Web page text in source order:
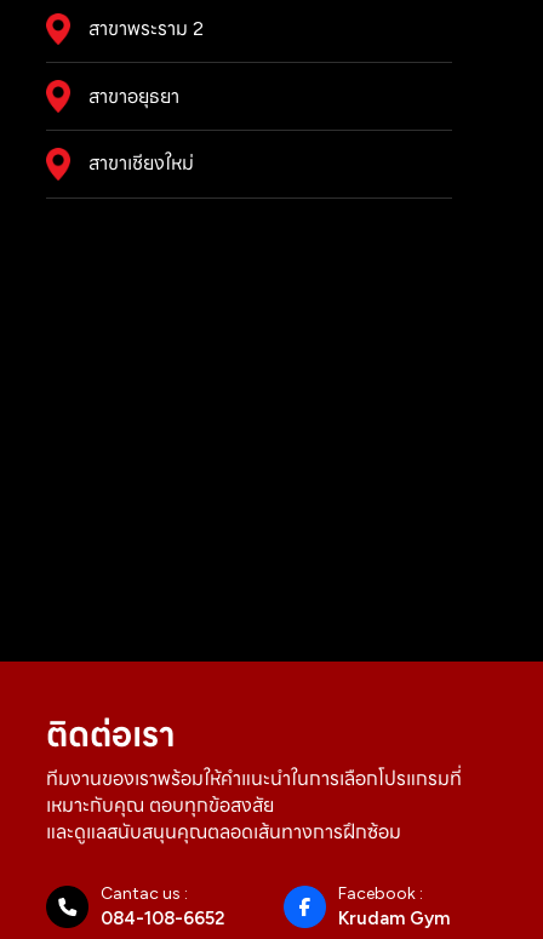
สาขาพระราม 2
สาขาอยุธยา
สาขาเชียงใหม่
ติดต่อเรา
ทีมงานของเราพร้อมให้คำแนะนำในการเลือกโปรแกรมที่
เหมาะกับคุณ ตอบทุกข้อสงสัย
และดูแลสนับสนุนคุณตลอดเส้นทางการฝึกซ้อม
Cantac us :
084-108-6652
Facebook :
Krudam Gym